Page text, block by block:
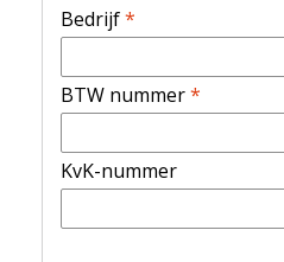
Bedrijf*
BTW nummer*
KvK-nummer